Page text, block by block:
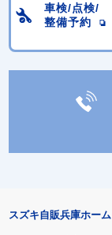
車検/点検/
整備予約
スズキ自販兵庫ホーム